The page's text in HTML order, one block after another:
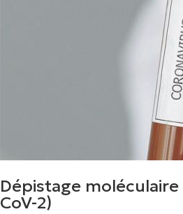
Dépistage
CoV-2)